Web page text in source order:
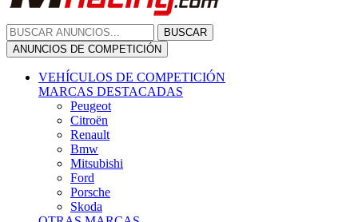
BUSCAR
ANUNCIOS DE COMPETICIÓN
VEHÍCULOS DE COMPETICIÓN
MARCAS DESTACADAS
Peugeot
Citroën
Renault
Bmw
Mitsubishi
Ford
Porsche
Skoda